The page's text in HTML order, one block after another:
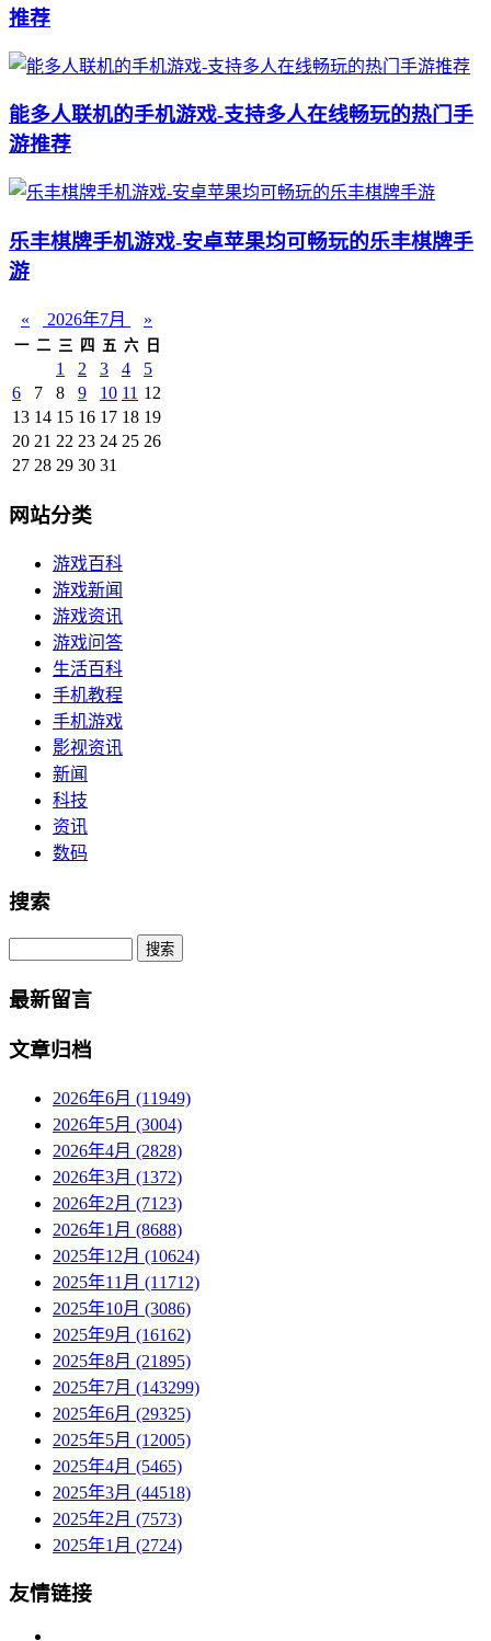
推荐
能多人联机的手机游戏-支持多人在线畅玩的热门手
游推荐
乐丰棋牌手机游戏-安卓苹果均可畅玩的乐丰棋牌手
游
« 2026年7月 »
一 二 三 四 五 六 日
1 2 3 4
5
6
7 8 9 10 11 12
13 14 15 16 17 18 19
20 21 22 23 24 25 26
27 28 29 30 31
网站分类
游戏百科
游戏新闻
游戏资讯
游戏问答
生活百科
手机教程
手机游戏
影视资讯
新闻
科技
资讯
数码
搜索
Search
最新留言
文章归档
2026年6月 (11949)
2026年5月 (3004)
2026年4月 (2828)
2026年3月 (1372)
2026年2月 (7123)
2026年1月 (8688)
2025年12月 (10624)
2025年11月 (11712)
2025年10月 (3086)
2025年9月 (16162)
2025年8月 (21895)
2025年7月 (143299)
2025年6月 (29325)
2025年5月 (12005)
2025年4月 (5465)
2025年3月 (44518)
2025年2月 (7573)
2025年1月 (2724)
友情链接